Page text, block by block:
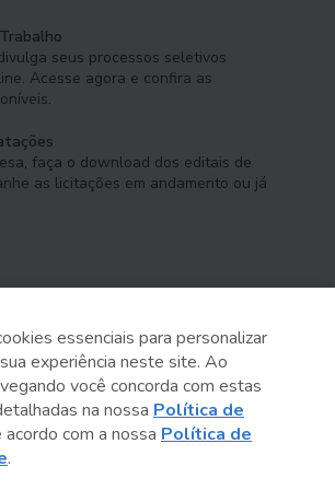
seus processos seletivos
Acesse agora e confira as
faça o download dos editais de
as licitações em andamento ou já
no Estado de São Paulo
por aí:
essenciais para personalizar
experiência neste site. Ao
você concorda com estas
na nossa Política de
acordo com a nossa Política de
.